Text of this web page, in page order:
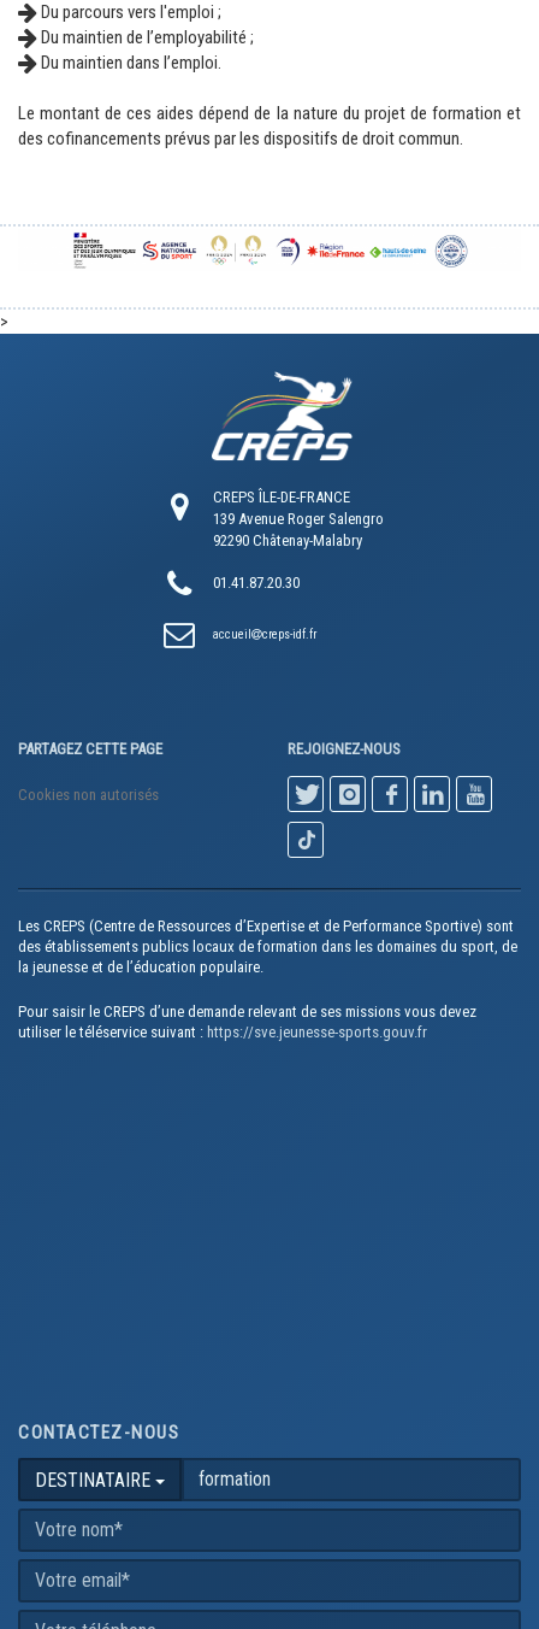
Du parcours vers l'emploi ;
Du maintien de l’employabilité ;
Du maintien dans l’emploi.
Le montant de ces aides dépend de la nature du projet de formation et
des cofinancements prévus par les dispositifs de droit commun.
>
CREPS ÎLE-DE-FRANCE
139 Avenue Roger Salengro
92290 Châtenay-Malabry
01.41.87.20.30
accueil creps-idf.fr
PARTAGEZ CETTE PAGE
Cookies non autorisés
REJOIGNEZ-NOUS
Les CREPS (Centre de Ressources d’Expertise et de Performance Sportive) sont
des établissements publics locaux de formation dans les domaines du sport, de
la jeunesse et de l’éducation populaire.
Pour saisir le CREPS d’une demande relevant de ses missions vous devez
utiliser le téléservice suivant : https://sve.jeunesse-sports.gouv.fr
CONTACTEZ-NOUS
DESTINATAIRE